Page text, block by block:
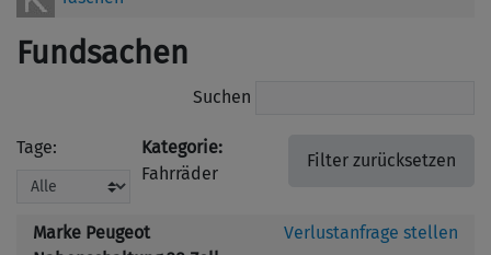
Fundsachen
Suchen
Tage:
Kategorie:
Fahrräder
Marke Peugeot
Verlustanfrage stellen